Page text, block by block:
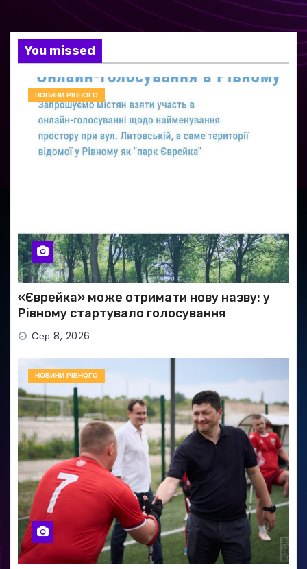
You missed
НОВИНИ РІВНОГО
«Єврейка» може отримати нову назву: у
Рівному стартувало голосування
Сер 8, 2026
НОВИНИ РІВНОГО